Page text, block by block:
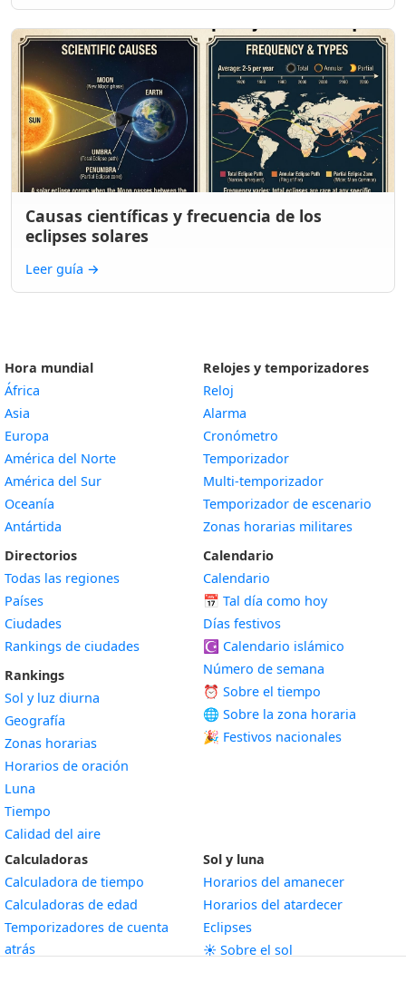
Causas científicas y frecuencia de los
eclipses solares
Leer guía →
Hora mundial
África
Asia
Europa
América del Norte
América del Sur
Oceanía
Antártida
Directorios
Todas las regiones
Países
Ciudades
Rankings de ciudades
Rankings
Sol y luz diurna
Geografía
Zonas horarias
Horarios de oración
Luna
Tiempo
Calidad del aire
Relojes y temporizadores
Reloj
Alarma
Cronómetro
Temporizador
Multi-temporizador
Temporizador de escenario
Zonas horarias militares
Calendario
Calendario
📅 Tal día como hoy
Días festivos
☪️ Calendario islámico
Número de semana
⏰ Sobre el tiempo
🌐 Sobre la zona horaria
🎉 Festivos nacionales
Calculadoras
Calculadora de tiempo
Calculadoras de edad
Temporizadores de cuenta
atrás
Sol y luna
Horarios del amanecer
Horarios del atardecer
Eclipses
☀️ Sobre el sol